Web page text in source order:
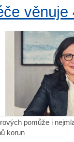
věnuje
pomůže i
korun